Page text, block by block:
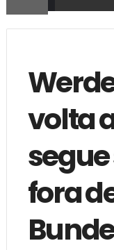
volta
fora